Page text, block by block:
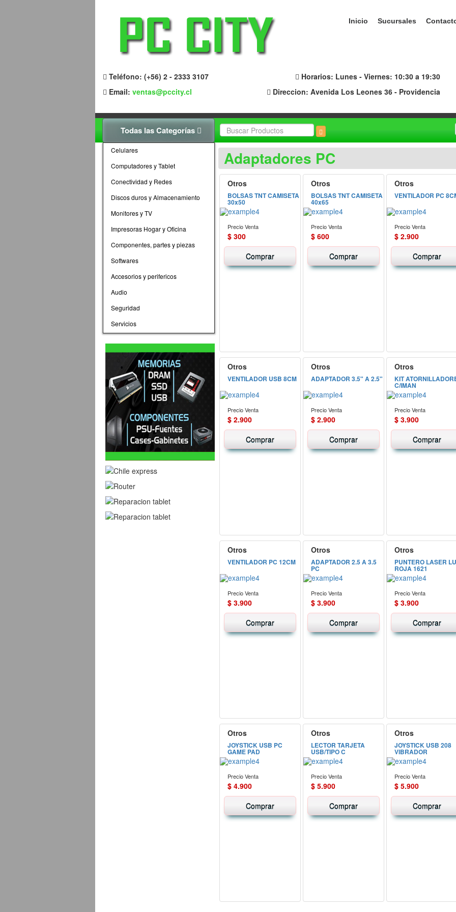
Inicio Sucursales
Teléfono: (+56) 2 - 2333 3107
Horarios: Lunes - Viernes: 10:30 a 19:30
Email: ventas@pccity.cl Direccion: Avenida Los Leones 36 - Providencia
Todas las Categorías
Celulares
Computadores y Tablet
Conectividad y Redes
Discos duros y Almacenamiento
Monitores y TV
Impresoras Hogar y Oficina
Componentes, partes y piezas
Softwares
Accesorios y perifericos
Audio
Seguridad
Servicios
Adaptadores PC
Otros
BOLSAS TNT CAMISETA
30x50
Precio Venta
$ 300
Comprar
Otros
BOLSAS TNT CAMISETA
40x65
Precio Venta
$ 600
Comprar
Otros
VENTILADOR PC
Precio Venta
$ 2.900
Comprar
Otros
VENTILADOR USB 8CM
Precio Venta
$ 2.900
Comprar
Otros
ADAPTADOR 3.5" A 2.5"
Precio Venta
$ 2.900
Comprar
Otros
KIT
C/IMAN
Precio Venta
$ 3.900
Comprar
Otros
VENTILADOR PC 12CM
Precio Venta
$ 3.900
Comprar
Otros
ADAPTADOR 2.5 A 3.5
PC
Precio Venta
$ 3.900
Comprar
Otros
PUNTERO LASER
ROJA 1621
Precio Venta
$ 3.900
Comprar
Otros
JOYSTICK USB PC
GAME PAD
Precio Venta
$ 4.900
Comprar
Otros
LECTOR TARJETA
USB/TIPO C
Precio Venta
$ 5.900
Comprar
Otros
JOYSTICK USB 208
VIBRADOR
Precio Venta
$ 5.900
Comprar